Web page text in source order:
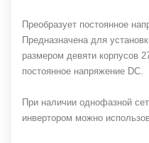
Преобразует постоянное
Предназначена для
размером девяти корпусов
постоянное напряжение DC.
При наличии однофазной
инвертором можно